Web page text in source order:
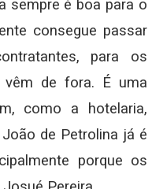
sempre é boa para o
consegue passar
para os
de fora. É uma
como a hotelaria,
de Petrolina já é
porque os